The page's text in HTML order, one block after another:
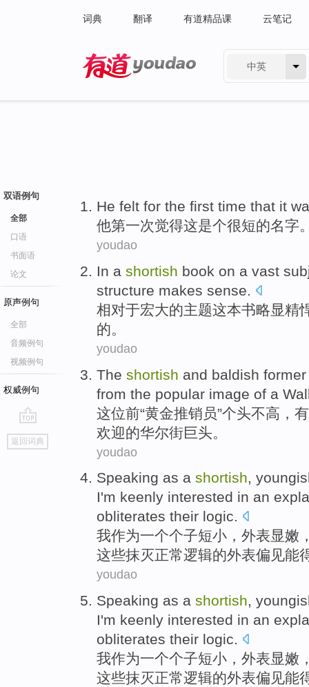
词典 翻译 有道精品课 云笔记
中英
双语例句
全部
口语
书面语
论文
原声例句
全部
音频例句
视频例句
权威例句
go
top
返回词典
He felt for the first time that it
他第一次觉得这是个很短的名字
youdao
In a shortish book on a vast
structure makes sense.
相对于宏大的主题这本书略显精
的。
youdao
The shortish and baldish former
from the popular image of a
这位前“黄金推销员”个头不高，
欢迎的华尔街巨头。
youdao
Speaking as a shortish,
I'm keenly interested in an
obliterates their logic.
我作为一个个子短小 ，外表显嫩
这些抹灭正常逻辑的外表偏见能
youdao
Speaking as a shortish,
I'm keenly interested in an
obliterates their logic.
我作为一个个子短小 ，外表显嫩
这些抹灭正常逻辑的外表偏见能